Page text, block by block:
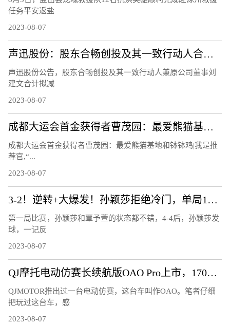
任务平安返盐
2023-08-07
​声迅股份：股东合畅创投及其一致行动人合计拟减持不超 2.44%股份
声迅股份公告，股东合畅创投及其一致行动人兼原公司董事刘
建文合计拟减
2023-08-07
成都大运会首金获得者曹茂园：最爱熊猫基地和钵钵鸡 | 我是推荐官
成都大运会首金获得者曹茂园：最爱熊猫基地和钵钵鸡|我是推
荐官,“...
2023-08-07
3-2！逆转+大爆发！孙颖莎拒绝冷门，单局11-3，霸气怒吼庆祝
第一局比赛，孙颖莎和覃予萱的状态都不错，4-4后，孙颖莎发
球，一记反
2023-08-07
QJ摩托电动仿赛长续航版OAO Pro上市，170公里的续航够用吗？
QJMOTOR推出过一台电动仿赛，这台车叫作OAO。笔者仔细
把玩过这台车，感
2023-08-07